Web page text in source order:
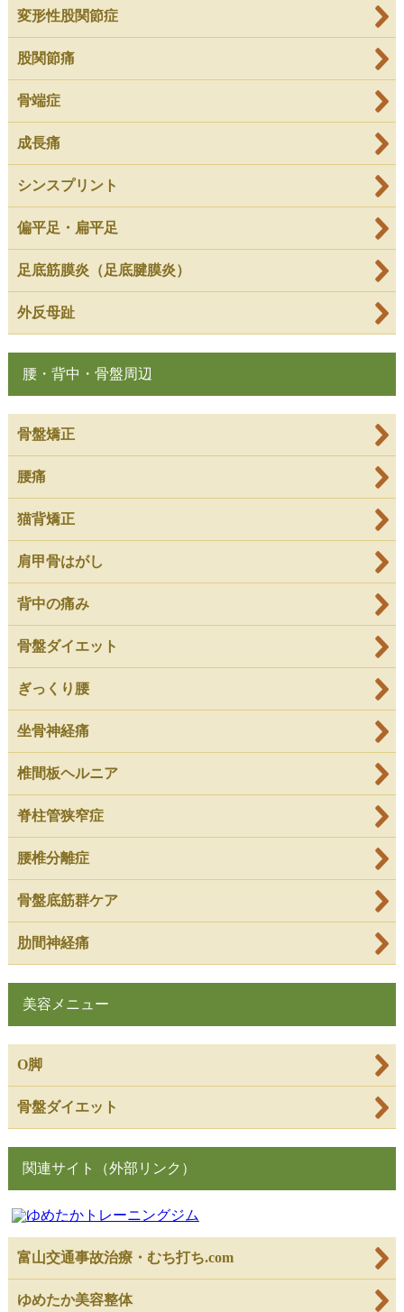
変形性股関節症
股関節痛
骨端症
成長痛
シンスプリント
偏平足・扁平足
足底筋膜炎（足底腱膜炎）
外反母趾
腰・背中・骨盤周辺
骨盤矯正
腰痛
猫背矯正
肩甲骨はがし
背中の痛み
骨盤ダイエット
ぎっくり腰
坐骨神経痛
椎間板ヘルニア
脊柱管狭窄症
腰椎分離症
骨盤底筋群ケア
肋間神経痛
美容メニュー
O脚
骨盤ダイエット
関連サイト（外部リンク）
富山交通事故治療・むち打ち.com
ゆめたか美容整体